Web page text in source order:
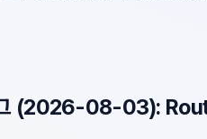
(2026-08-03):